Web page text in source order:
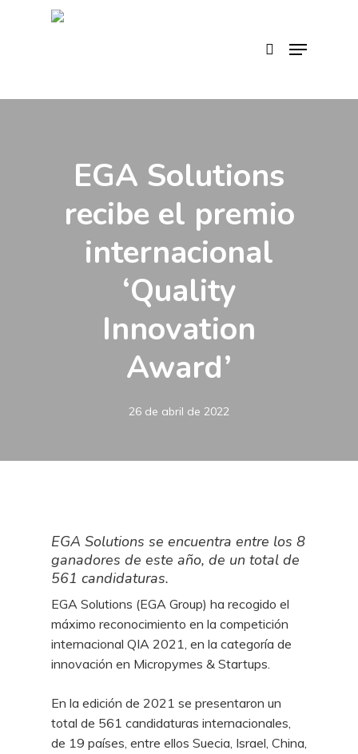
Menu
EGA Solutions
recibe el premio
internacional
‘Quality
Innovation
Award’
26 de abril de 2022
EGA Solutions se encuentra entre los 8
ganadores de este año, de un total de
561 candidaturas.
EGA Solutions (EGA Group) ha recogido el
máximo reconocimiento en la competición
internacional QIA 2021, en la categoría de
innovación en Micropymes & Startups.
En la edición de 2021 se presentaron un
total de 561 candidaturas internacionales,
de 19 países, entre ellos Suecia, Israel, China,